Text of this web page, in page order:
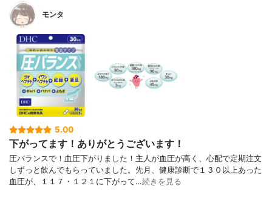
モンタ
5.00
下がってます！ありがとうございます！
圧バランスで！血圧下がりました！主人が血圧が高く、心配で定期注文
しずっと飲んでもらっていました。先月、健康診断で１３０以上あった
血圧が、１１７・１２１に下がって…続きを見る